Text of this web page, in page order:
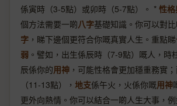
係寅時（3-5點）或卯時（5-7點）。 * 性
個方法需要一啲八字基礎知識。你可以對
字 ，睇下邊個更符合你嘅真實人生。重點睇
弱 。譬如，出生係辰時（7-9點）嘅人，時
辰係你的用神 ，可能性格會更加穩重務實
（11-13點）， 地支係午火，火係你嘅用神
更外向熱情。你可以結合一啲人生大事，